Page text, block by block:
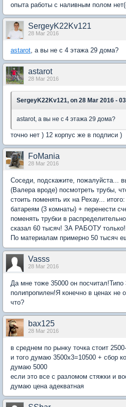
опыта работы с наливным полом
SergeyK22Kv121
28 Mar 2016
astarot, а вы не с 4 этажа 29 дома?
astarot
28 Mar 2016
SergeyK22Kv121, on 28 Mar 2016 -
astarot, а вы не с 4 этажа 29 дома?
точно нет ) 12 корпус же в подписи )
FoMania
28 Mar 2016
Соседи, подскажите, пожалуйста...
(Валера вроде) посмотреть трубы,
стоить поменять их на Рехау...
батареям (3 комнаты) + перенести
поменять трубки в
сказал 60 тысяч! ЗА РАБОТУ
По материалам примерно 50 тысяч
Vasss
28 Mar 2016
Да мне тоже 35000 он посчитал!Типо
полипропилен!Я конечно в ценах не
что?
bax125
28 Mar 2016
в среднем по рынку точка стоит
и того думаю 3500х3=10500 + сбор
думаю 5000
если это все с разломом стяжки и
думаю цена адекватная